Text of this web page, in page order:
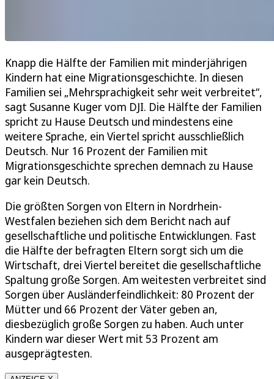
Knapp die Hälfte der Familien mit minderjährigen
Kindern hat eine Migrationsgeschichte. In diesen
Familien sei „Mehrsprachigkeit sehr weit verbreitet“,
sagt Susanne Kuger vom DJI. Die Hälfte der Familien
spricht zu Hause Deutsch und mindestens eine
weitere Sprache, ein Viertel spricht ausschließlich
Deutsch. Nur 16 Prozent der Familien mit
Migrationsgeschichte sprechen demnach zu Hause
gar kein Deutsch.
Die größten Sorgen von Eltern in Nordrhein-
Westfalen beziehen sich dem Bericht nach auf
gesellschaftliche und politische Entwicklungen. Fast
die Hälfte der befragten Eltern sorgt sich um die
Wirtschaft, drei Viertel bereitet die gesellschaftliche
Spaltung große Sorgen. Am weitesten verbreitet sind
Sorgen über Ausländerfeindlichkeit: 80 Prozent der
Mütter und 66 Prozent der Väter geben an,
diesbezüglich große Sorgen zu haben. Auch unter
Kindern war dieser Wert mit 53 Prozent am
ausgeprägtesten.